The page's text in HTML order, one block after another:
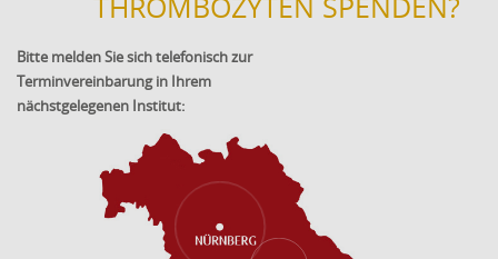
Bitte melden Sie sich telefonisch zur
Terminvereinbarung in Ihrem
nächstgelegenen Institut: